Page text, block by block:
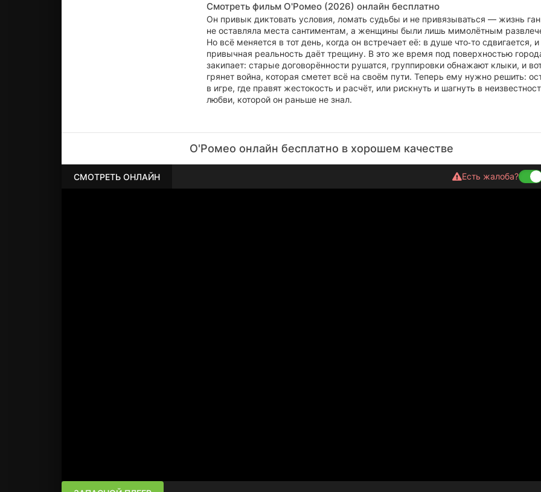
Смотреть фильм О'Ромео (2026) онлайн бесплатно
Он привык диктовать условия, ломать судьбы и не привязываться — жизнь
не оставляла места сантиментам, а женщины были лишь мимолётным
Но всё меняется в тот день, когда он встречает её: в душе что‑то сдвигается, и
привычная реальность даёт трещину. В это же время под поверхностью
закипает: старые договорённости рушатся, группировки обнажают клыки, и
грянет война, которая сметет всё на своём пути. Теперь ему нужно решить:
в игре, где правят жестокость и расчёт, или рискнуть и шагнуть в
любви, которой он раньше не знал.
О'Ромео онлайн бесплатно в хорошем качестве
СМОТРЕТЬ ОНЛАЙН Есть жалоба?